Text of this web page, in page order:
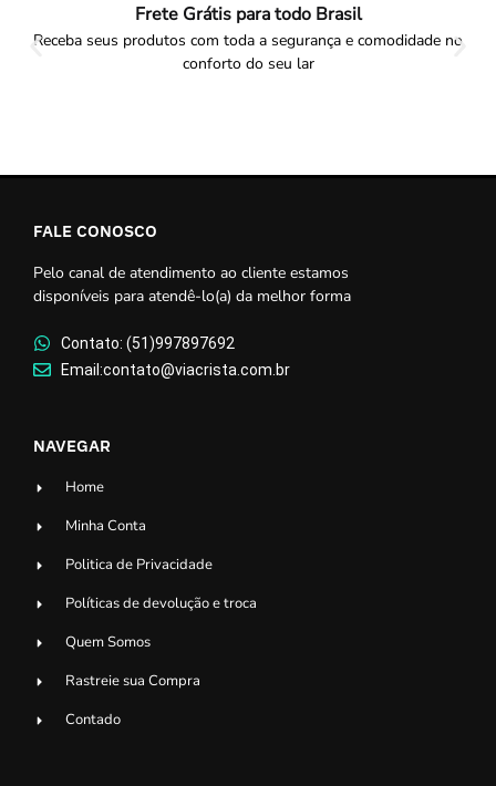
Frete Grátis para todo Brasil
Receba seus produtos com toda a segurança e comodidade no
conforto do seu lar
FALE CONOSCO
Pelo canal de atendimento ao cliente estamos
disponíveis para atendê-lo(a) da melhor forma
Contato: (51)997897692
Email:contato@viacrista.com.br
NAVEGAR
Home
Minha Conta
Politica de Privacidade
Políticas de devolução e troca
Quem Somos
Rastreie sua Compra
Contado